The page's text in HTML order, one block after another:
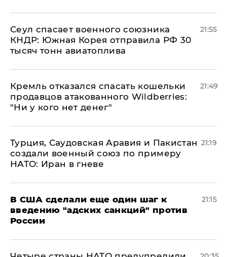
​Сеул спасает военного союзника
КНДР: Южная Корея отправила РФ 30
тысяч тонн авиатоплива
21:55
Кремль отказался спасать кошельки
продавцов атакованного Wildberries:
"Ни у кого нет денег"
21:49
Турция, Саудовская Аравия и Пакистан
создали военный союз по примеру
НАТО: Иран в гневе
21:19
В США сделали еще один шаг к
введению "адских санкций" против
России
21:15